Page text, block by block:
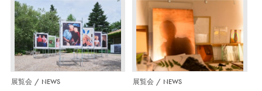
展覧会 NEWS 展覧会 NEWS